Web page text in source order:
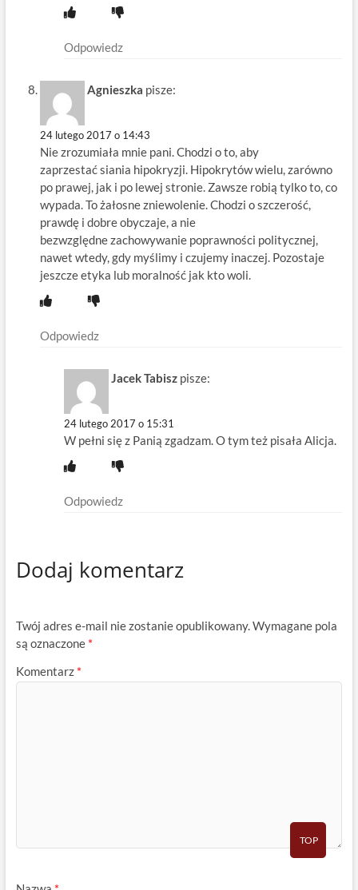
Odpowiedz
Agnieszka pisze:
24 lutego 2017 o 14:43
Nie zrozumiała mnie pani. Chodzi o to, aby
zaprzestać siania hipokryzji. Hipokrytów wielu, zarówno
po prawej, jak i po lewej stronie. Zawsze robią tylko to, co
wypada. To żałosne zniewolenie. Chodzi o szczerość,
prawdę i dobre obyczaje, a nie
bezwzględne zachowywanie poprawności politycznej,
nawet wtedy, gdy myślimy i czujemy inaczej. Pozostaje
jeszcze etyka lub moralność jak kto woli.
Odpowiedz
Jacek Tabisz pisze:
24 lutego 2017 o 15:31
W pełni się z Panią zgadzam. O tym też pisała Alicja.
Odpowiedz
Dodaj komentarz
Twój adres e-mail nie zostanie opublikowany.Wymagane pola
są oznaczone *
Komentarz *
TOP